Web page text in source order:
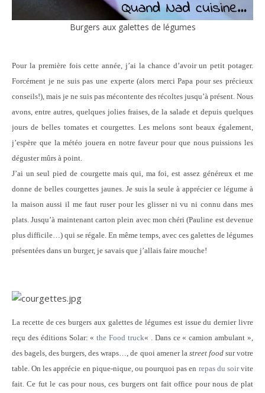
Burgers aux galettes de légumes
Pour la première fois cette année, j’ai la chance d’avoir un petit potager.
Forcément je ne suis pas une experte (alors merci Papa pour ses précieux
conseils!), mais je ne suis pas mécontente des récoltes jusqu’à présent. Nous
avons, entre autres, quelques jolies fraises, de la salade et depuis quelques
jours de belles tomates et courgettes. Les melons sont beaux également,
j’espère que la météo jouera en notre faveur pour que nous puissions les
déguster mûrs à point.
J’ai un seul pied de courgette mais qui, ma foi, est assez généreux et me
donne de belles courgettes jaunes. Je suis la seule à apprécier ce légume à
la maison aussi il me faut ruser pour les glisser ni vu ni connu dans mes
plats. Jusqu’à maintenant carton plein avec mon chéri (Pauline est devenue
plus difficile…) qui se régale. En même temps, avec ces galettes de légumes
présentées dans un burger, je savais que j’allais faire mouche!
La recette de ces burgers aux galettes de légumes est issue du dernier livre
reçu des éditions Solar: «the Food truck« . Dans ce « camion ambulant »,
des bagels, des burgers, des wraps…, de quoi amener la street food sur votre
table. On les apprécie en pique-nique, ou pourquoi pas en repas du soirvite
fait. Ce fut le cas pour nous, ces burgers ont fait office pour nous de plat